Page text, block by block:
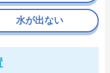
水が出ない